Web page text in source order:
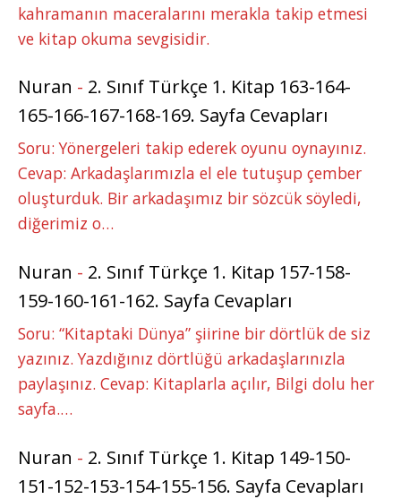
kahramanın maceralarını merakla takip etmesi
ve kitap okuma sevgisidir.
Nuran - 2. Sınıf Türkçe 1. Kitap 163-164-
165-166-167-168-169. Sayfa Cevapları
Soru: Yönergeleri takip ederek oyunu oynayınız.
Cevap: Arkadaşlarımızla el ele tutuşup çember
oluşturduk. Bir arkadaşımız bir sözcük söyledi,
diğerimiz o…
Nuran - 2. Sınıf Türkçe 1. Kitap 157-158-
159-160-161-162. Sayfa Cevapları
Soru: “Kitaptaki Dünya” şiirine bir dörtlük de siz
yazınız. Yazdığınız dörtlüğü arkadaşlarınızla
paylaşınız. Cevap: Kitaplarla açılır, Bilgi dolu her
sayfa.…
Nuran - 2. Sınıf Türkçe 1. Kitap 149-150-
151-152-153-154-155-156. Sayfa Cevapları